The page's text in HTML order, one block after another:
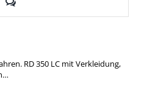
RD 350 LC mit Verkleidung,